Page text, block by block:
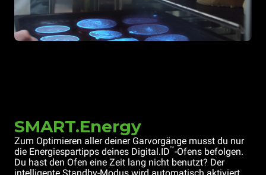
SMART.Energy
Zum Optimieren aller deiner Garvorgänge musst du nur
die Energiespartipps deines Digital.ID™-Ofens befolgen.
Du hast den Ofen eine Zeit lang nicht benutzt? Der